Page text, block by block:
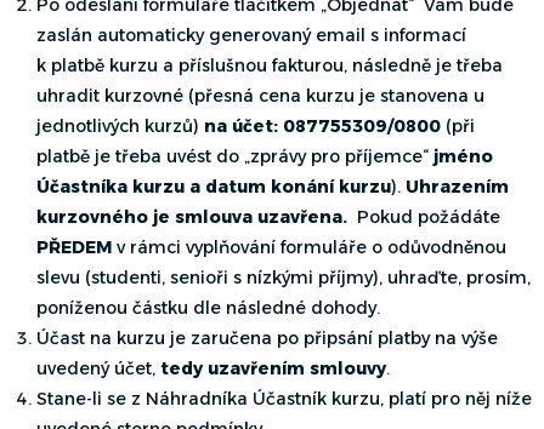
zaslán automaticky generovaný email s informací
k platbě kurzu a příslušnou fakturou, následně je třeba
uhradit kurzovné (přesná cena kurzu je stanovena u
jednotlivých kurzů) na účet: 087755309/0800 (při
platbě je třeba uvést do „zprávy pro příjemce“ jméno
Účastníka kurzu a datum konání kurzu). Uhrazením
kurzovného je smlouva uzavřena. Pokud požádáte
PŘEDEM v rámci vyplňování formuláře o odůvodněnou
slevu (studenti, senioři s nízkými příjmy), uhraďte, prosím,
poníženou částku dle následné dohody.
Účast na kurzu je zaručena po připsání platby na výše
uvedený účet, tedy uzavřením smlouvy.
Stane-li se z Náhradníka Účastník kurzu, platí pro něj níže